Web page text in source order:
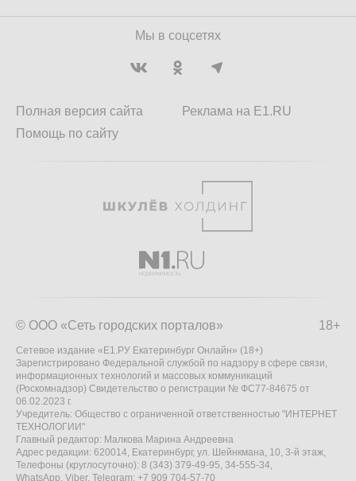
Мы в соцсетях
Полная версия сайта
Помощь по сайту
Реклама на E1.RU
18+
© ООО «Сеть городских порталов»
Сетевое издание «Е1.РУ Екатеринбург Онлайн» (18+)
Зарегистрировано Федеральной службой по надзору в сфере связи,
информационных технологий и массовых коммуникаций
(Роскомнадзор) Свидетельство о регистрации № ФС77-84675 от
06.02.2023 г.
Учредитель: Общество с ограниченной ответственностью "ИНТЕРНЕТ
ТЕХНОЛОГИИ"
Главный редактор: Малкова Марина Андреевна
Адрес редакции: 620014, Екатеринбург, ул. Шейнкмана, 10, 3-й этаж,
Телефоны (круглосуточно): 8 (343) 379-49-95, 34-555-34,
WhatsApp, Viber, Telegram: +7 909 704-57-70